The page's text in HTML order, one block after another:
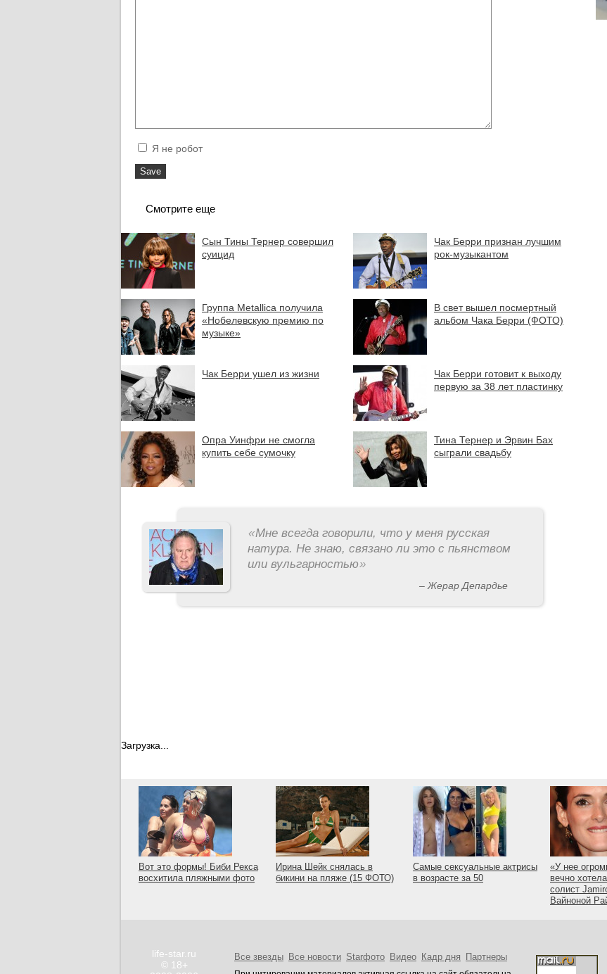
Я не робот
Смотрите еще
Сын Тины Тернер совершил
суицид
Чак Берри признан лучшим
рок-музыкантом
Группа Metallica получила
«Нобелевскую премию по
музыке»
В свет вышел посмертный
альбом Чака Берри (ФОТО)
Чак Берри ушел из жизни
Чак Берри готовит к выходу
первую за 38 лет пластинку
Опра Уинфри не смогла
купить себе сумочку
Тина Тернер и Эрвин Бах
сыграли свадьбу
«Мне всегда говорили, что у меня русская
натура. Не знаю, связано ли это с пьянством
или вульгарностью»
– Жерар Депардье
Загрузка...
Вот это формы! Биби Рекса
восхитила пляжными фото
Ирина Шейк снялась в
бикини на пляже (15 ФОТО)
Самые сексуальные актрисы
в возрасте за 50
«У нее
вечно
солист
Вайноной
life-star.ru
© 18+
Все звезды Все новости Starфото Видео Кадр дня Партнеры